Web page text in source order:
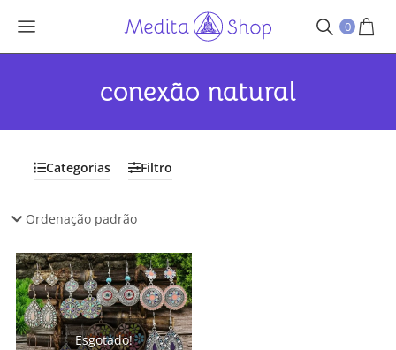
0
conexão natural
Categorias Filtro
Esgotado!